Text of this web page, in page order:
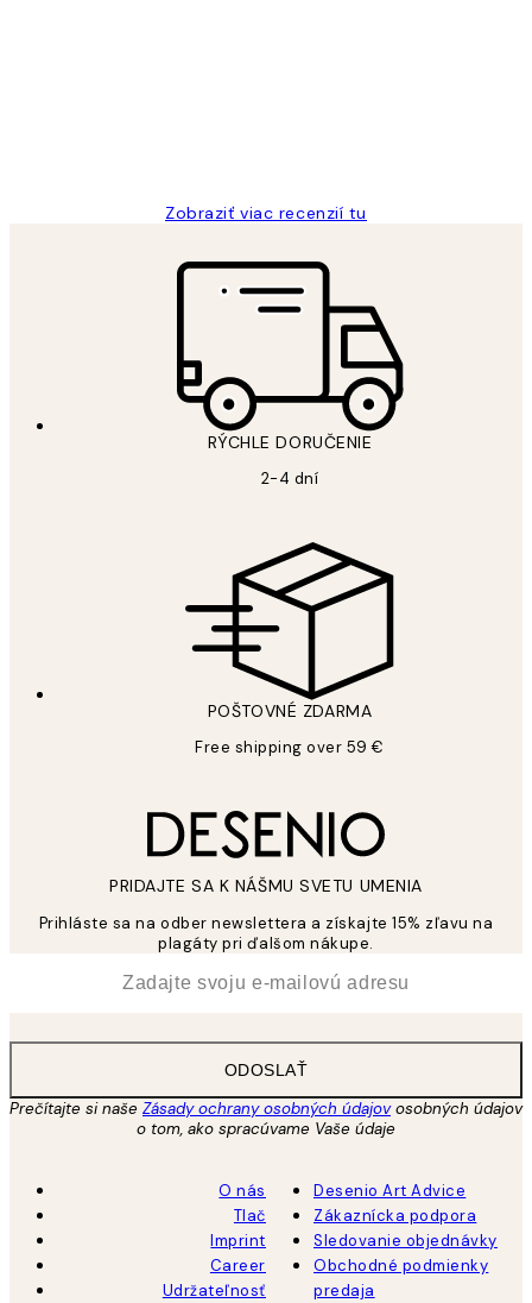
Zobraziť viac recenzií tu
RÝCHLE DORUČENIE
2-4 dní
POŠTOVNÉ ZDARMA
Free shipping over 59 €
PRIDAJTE SA K NÁŠMU SVETU UMENIA
Prihláste sa na odber newslettera a získajte 15% zľavu na
plagáty pri ďalšom nákupe.
ODOSLAŤ
Prečítajte si naše Zásady ochrany osobných údajovosobných údajov
o tom, ako spracúvame Vaše údaje
O nás
Tlač
Imprint
Career
Udržateľnosť
Desenio Art Advice
Zákaznícka podpora
Sledovanie objednávky
Obchodné podmienky
predaja